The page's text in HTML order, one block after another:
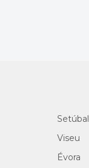
Setúbal
Viseu
Évora